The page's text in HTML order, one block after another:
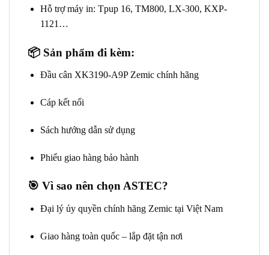
Hỗ trợ máy in: Tpup 16, TM800, LX-300, KXP-
1121…
📦 Sản phẩm đi kèm:
Đầu cân XK3190-A9P Zemic chính hãng
Cáp kết nối
Sách hướng dẫn sử dụng
Phiếu giao hàng bảo hành
🎯 Vì sao nên chọn ASTEC?
Đại lý ủy quyền chính hãng Zemic tại Việt Nam
Giao hàng toàn quốc – lắp đặt tận nơi